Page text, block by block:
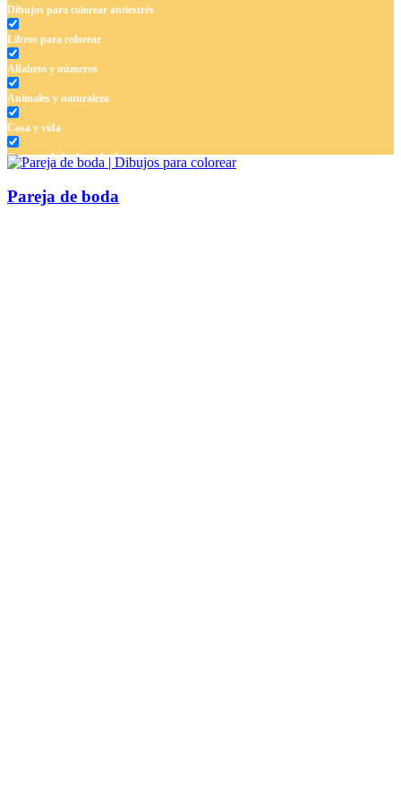
Dibujos para colorear antiestrés
Libros para colorear
Alfabeto y números
Animales y naturaleza
Casa y vida
Cuentos de hadas y hadas
Pareja de boda